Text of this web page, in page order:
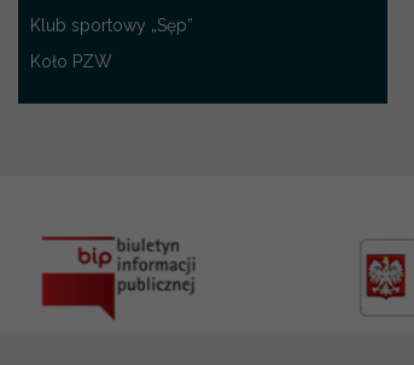
Klub sportowy „Sęp”
Koło PZW